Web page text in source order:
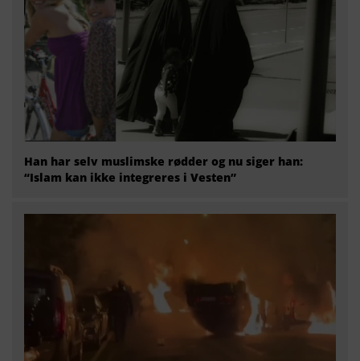
Han har selv muslimske rødder og nu siger han:
“Islam kan ikke integreres i Vesten”